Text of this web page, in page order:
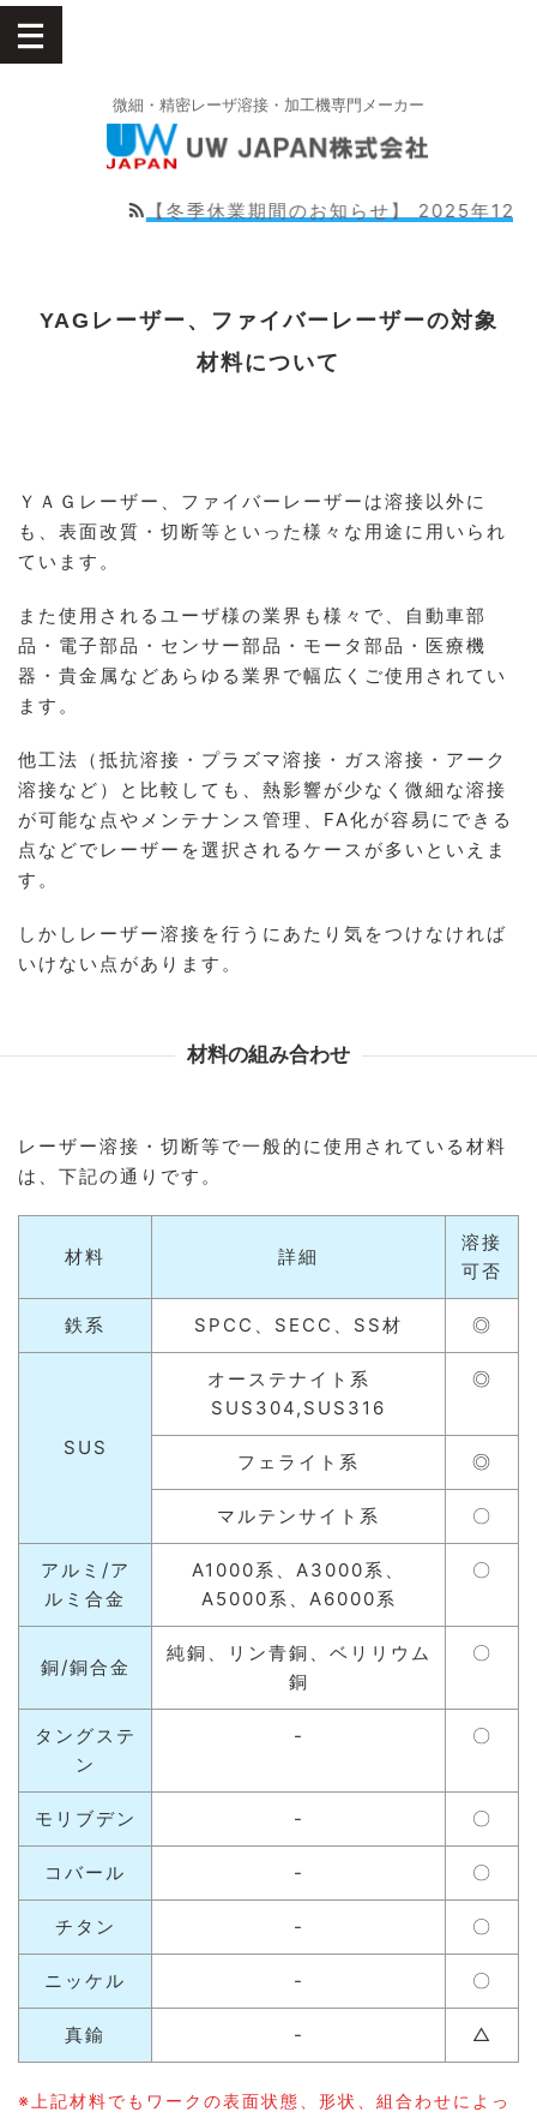
微細・精密レーザ溶接・加工機専門メーカー
【冬季休業期間のお知らせ】 2025年12月
YAGレーザー、ファイバーレーザーの対象
材料について
ＹＡＧレーザー、ファイバーレーザーは溶接以外に
も、表面改質・切断等といった様々な用途に用いられ
ています。
また使用されるユーザ様の業界も様々で、自動車部
品・電子部品・センサー部品・モータ部品・医療機
器・貴金属などあらゆる業界で幅広くご使用されてい
ます。
他工法（抵抗溶接・プラズマ溶接・ガス溶接・アーク
溶接など）と比較しても、熱影響が少なく微細な溶接
が可能な点やメンテナンス管理、FA化が容易にできる
点などでレーザーを選択されるケースが多いといえま
す。
しかしレーザー溶接を行うにあたり気をつけなければ
いけない点があります。
材料の組み合わせ
レーザー溶接・切断等で一般的に使用されている材料
は、下記の通りです。
材料 詳細
溶接
可否
鉄系 SPCC、SECC、SS材 ◎
SUS
オーステナイト系
SUS304,SUS316
◎
フェライト系 ◎
マルテンサイト系 〇
アルミ/ア
ルミ合金
A1000系、A3000系、
A5000系、A6000系
〇
銅/銅合金
純銅、リン青銅、ベリリウム
銅
〇
タングステ
ン
- 〇
モリブデン - 〇
コバール - 〇
チタン - 〇
ニッケル - 〇
真鍮 - △
※上記材料でもワークの表面状態、形状、組合わせによっ